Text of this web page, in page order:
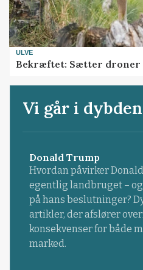
ULVE
Bekræftet: Sætter droner
Vi går i dybden
Donald Trump
Hvordan påvirker
egentlig landbruget –
på hans beslutninger?
artikler, der afslører
konsekvenser for både
marked.